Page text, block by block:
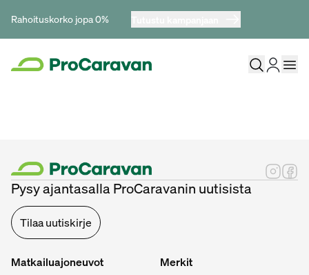
Rahoituskorko jopa 0%
Pysy ajantasalla ProCaravanin uutisista
Tilaa uutiskirje
Matkailuajoneuvot
Merkit